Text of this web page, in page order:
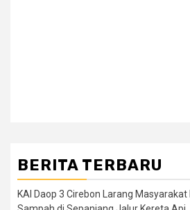
BERITA TERBARU
KAI Daop 3 Cirebon Larang